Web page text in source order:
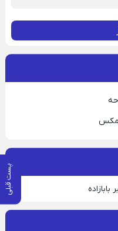
پست قبلی بابازاده